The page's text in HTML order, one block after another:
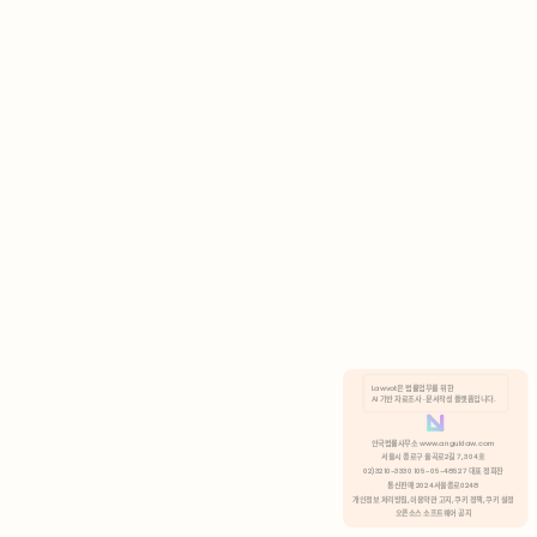
분석 쿠키 허용
Lawvot은 법률업무를 위한
AI 기반 자료조사 · 문서작성 플랫폼입니다.
안국법률사무소 www.anguklaw.com
서울시 종로구 율곡로2길 7, 304호
02)3210-3330 105-05-48527 대표 정희찬
통신판매 2024서울종로0248
개인정보 처리방침, 이용약관 고지, 쿠키 정책, 쿠키 설정
오픈소스 소프트웨어 공지